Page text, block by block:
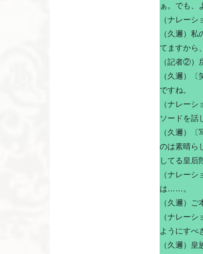
ぁ。でも、
（ナレー
（久邇）
てますから
（記者②）
（久邇）
ですね。
（ナレー
ソードを話
（久邇）
のは素晴ら
してる皇后
（ナレー
は……。
（久邇）
（ナレー
ようにすべ
（久邇）